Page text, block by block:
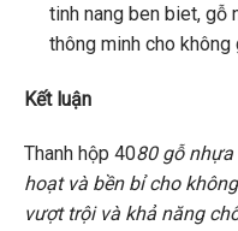
tinh nang ben biet, gỗ
thông minh cho
Kết luận
Thanh hộp 4080 gỗ
hoạt và bền bỉ cho
vượt trội và khả năng